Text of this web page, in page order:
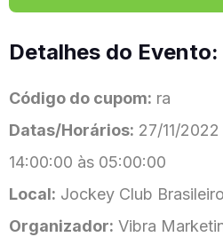
Detalhes do Evento:
Código do cupom: ra
Datas/Horários: 27/11/
14:00:00 às 05:00:00
Local: Jockey Club
Organizador: Vibra